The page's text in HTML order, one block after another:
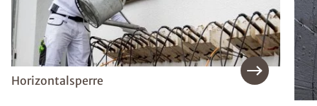
Horizontalsperre